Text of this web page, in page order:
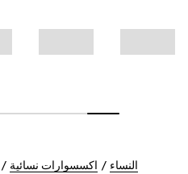
النساء اكسسوارات نسائية